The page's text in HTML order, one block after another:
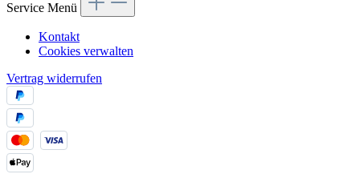
Service Menü
Kontakt
Cookies verwalten
Vertrag widerrufen